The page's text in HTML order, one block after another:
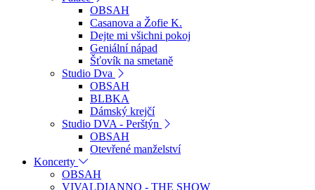
OBSAH
Casanova a Žofie K.
Dejte mi všichni pokoj
Geniální nápad
Šťovík na smetaně
Studio Dva
OBSAH
BLBKA
Dámský krejčí
Studio DVA - Perštýn
OBSAH
Otevřené manželství
Koncerty
OBSAH
VIVALDIANNO - THE SHOW